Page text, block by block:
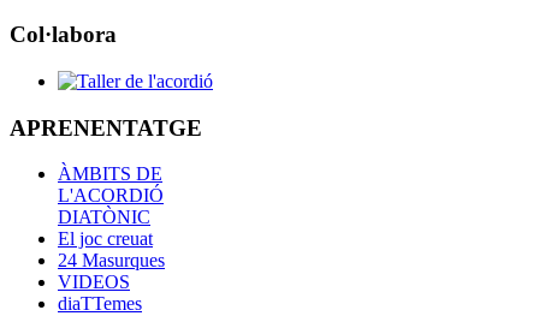
Col·labora
APRENENTATGE
ÀMBITS DE
L'ACORDIÓ
DIATÒNIC
El joc creuat
24 Masurques
VIDEOS
diaTTemes